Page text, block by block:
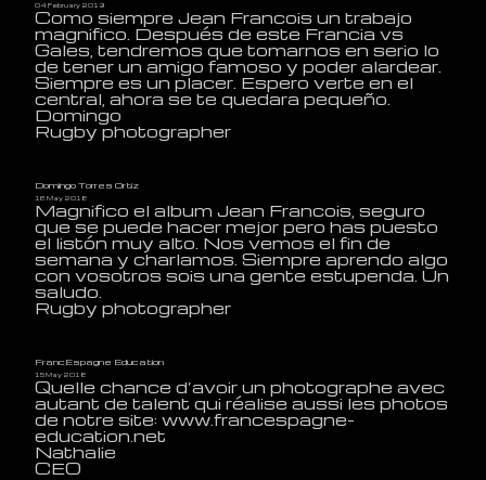
04 February 2019
Como siempre Jean Francois un trabajo
magnifico. Después de este Francia vs
Gales, tendremos que tomarnos en serio lo
de tener un amigo famoso y poder alardear.
Siempre es un placer. Espero verte en el
central, ahora se te quedara pequeño.
Domingo
Rugby photographer
Domingo Torres Ortiz
16 May 2018
Magnifico el album Jean Francois, seguro
que se puede hacer mejor pero has puesto
el listón muy alto. Nos vemos el fin de
semana y charlamos. Siempre aprendo algo
con vosotros sois una gente estupenda. Un
saludo.
Rugby photographer
FrancEspagne Education
15 May 2018
Quelle chance d’avoir un photographe avec
autant de talent qui réalise aussi les photos
de notre site: www.francespagne-
education.net
Nathalie
CEO